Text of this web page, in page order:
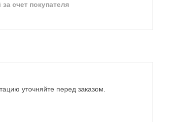
за счет покупателя
уточняйте перед заказом.